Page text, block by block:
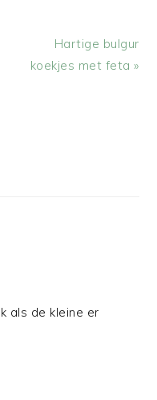
Volgend
bericht:
Hartige bulgur
koekjes met feta »
als de kleine er